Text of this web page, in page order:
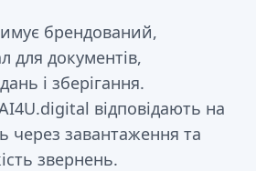
брендований,
для документів,
і зберігання.
відповідають на
через завантаження та
звернень.